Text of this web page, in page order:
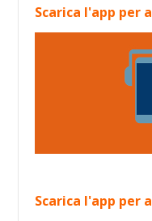
Scarica l'app per
Scarica l'app per